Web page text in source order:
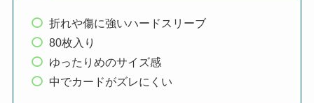
折れや傷に強いハードスリーブ
80枚入り
ゆったりめのサイズ感
中でカードがズレにくい